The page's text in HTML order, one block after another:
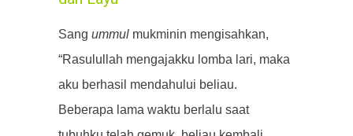
Sang ummul mukminin mengisahkan,
“Rasulullah mengajakku lomba lari, maka
aku berhasil mendahului beliau.
Beberapa lama waktu berlalu saat